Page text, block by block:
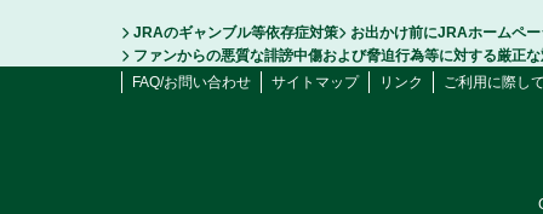
JRAのギャンブル等依存症対策
お出かけ前にJRAホームペ
ファンからの悪質な誹謗中傷および脅迫行為等に対する厳正
FAQ/お問い合わせ
サイトマップ リンク ご利用に際し